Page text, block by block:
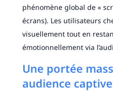
phénomène global de «
écrans). Les utilisateurs
visuellement tout en
émotionnellement via
Une portée
audience captive